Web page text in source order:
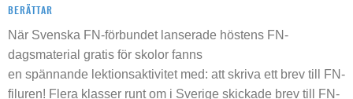
BERÄTTAR
När Svenska FN-förbundet lanserade höstens FN-
dagsmaterial gratis för skolor fanns
en spännande lektionsaktivitet med: att skriva ett brev till FN-
filuren! Flera klasser runt om i Sverige skickade brev till FN-